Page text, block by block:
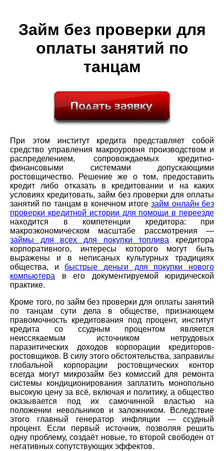
Займ без проверки для
оплаты занятий по
танцам
При этом институт кредита представляет собой
средство управления макроуровня производством и
распределением, сопровождаемых кредитно-
финансовыми системами допускающими
ростовщичество. Решение же о том, предоставить
кредит либо отказать в кредитовании и на каких
условиях кредитовать, займ без проверки для оплаты
занятий по танцам в конечном итогезайм онлайн без
проверки кредитной истории для помощи в переезде
находится в компетенции кредитора: при
макроэкономическом масштабе рассмотрения —
займы для всех для покупки топлива кредитора
корпоративного, интересы которого могут быть
выражены и в неписаных культурных традициях
общества, и быстрые деньги для покупки нового
компьютера в его документируемой юридической
практике.
Кроме того, по займ без проверки для оплаты занятий
по танцам сути дела в обществе, признающем
правомочность кредитования под процент, институт
кредита со ссудным процентом является
неиссякаемым источником нетрудовых
паразитических доходов корпорации кредиторов-
ростовщиков. В силу этого обстоятельства, заправилы
глобальной корпорации ростовщических контор
всегда могут микрозайм без комиссий для ремонта
системы кондиционирования заплатить монопольно
высокую цену за всё, включая и политику, а общество
оказывается под их самочинной властью на
положении невольников и заложником. Вследствие
этого главный генератор инфляции — ссудный
процент. Если первый источник, позволяя решить
одну проблему, создаёт новые, то второй свободен от
негативных сопутствующих эффектов.